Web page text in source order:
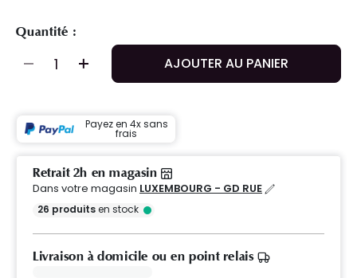
Quantité :
AJOUTER AU PANIER
Payez en 4x sans
frais
Retrait 2h en magasin
Dans votre magasin LUXEMBOURG - GD RUE
26 produitsen stock
Livraison à domicile ou en point relais